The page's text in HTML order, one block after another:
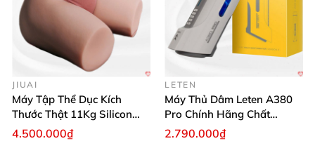
JIUAI
Máy Tập Thể Dục Kích
Thước Thật 11Kg Silicon
Cao Cấp Nhật Bản
4.500.000₫
LETEN
Máy Thủ Dâm Leten A380
Pro Chính Hãng Chất
Lượng Cao
2.790.000₫